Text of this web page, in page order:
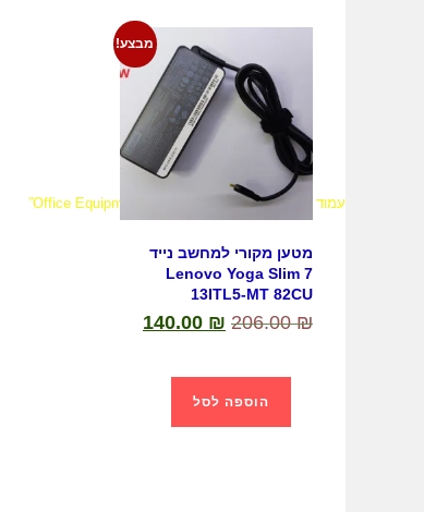
עמוד הבית > מוצרים המתויגים “#Office Equipment”
מבצע!
מטען מקורי למחשב נייד
Lenovo Yoga Slim 7
13ITL5-MT 82CU
206.00₪
140.00 ₪
הוספה לסל